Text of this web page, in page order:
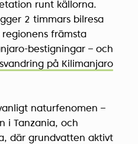
runt källorna.
2 timmars bilresa
regionens främsta
bestigningar – och
på Kilimanjaro
naturfenomen –
i Tanzania, och
där grundvatten aktivt